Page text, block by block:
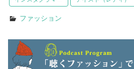
ファッション